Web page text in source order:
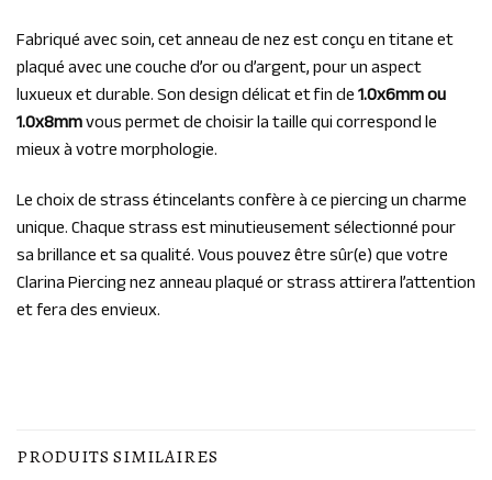
Fabriqué avec soin, cet anneau de nez est conçu en titane et
plaqué avec une couche d’or ou d’argent, pour un aspect
luxueux et durable. Son design délicat et fin de 1.0x6mm ou
1.0x8mmvous permet de choisir la taille qui correspond le
mieux à votre morphologie.
Le choix de strass étincelants confère à ce piercing un charme
unique. Chaque strass est minutieusement sélectionné pour
sa brillance et sa qualité. Vous pouvez être sûr(e) que votre
Clarina Piercing nez anneau plaqué or strass attirera l’attention
et fera des envieux.
PRODUITS SIMILAIRES